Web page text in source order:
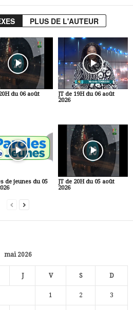
PLUS DE L'AUTEUR
du 06 août
JT de 19H du 06 août
2026
de jeunes du 05
JT de 20H du 05 août
2026
mai 2026
J V S D
1 2 3